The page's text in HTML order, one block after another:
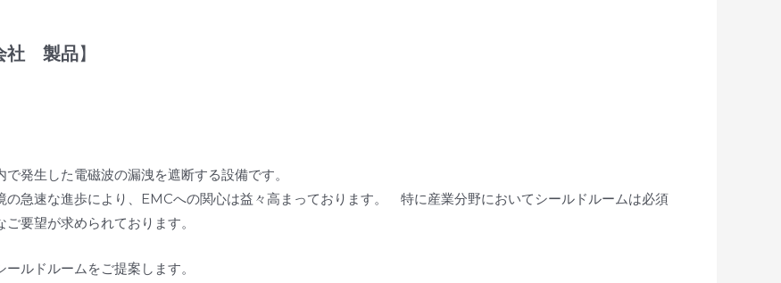
社 製品】
発生した電磁波の漏洩を遮断する設備です。
の急速な進歩により、EMCへの関心は益々高まっております。 特に産業分野においてシールドルームは必須
ご要望が求められております。
ルドルームをご提案します。